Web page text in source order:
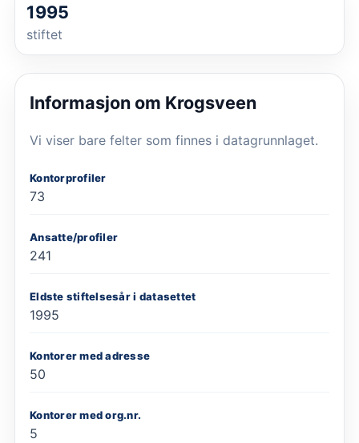
1995
stiftet
Informasjon om Krogsveen
Vi viser bare felter som finnes i datagrunnlaget.
Kontorprofiler
73
Ansatte/profiler
241
Eldste stiftelsesår i datasettet
1995
Kontorer med adresse
50
Kontorer med org.nr.
5